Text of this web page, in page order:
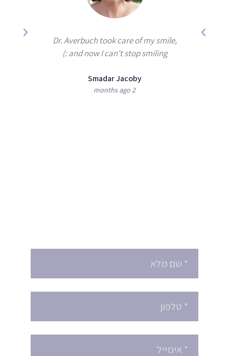
Dr. Averbuch took care of my smile,
and now I can't stop smiling :)
Smadar Jacoby
2 months ago